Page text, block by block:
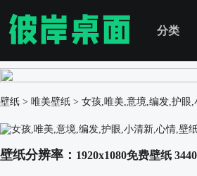
分类
壁纸 > 唯美壁纸 > 女孩,唯美,意境,编发,护眼
壁纸分辨率： 1920x1080免费壁纸